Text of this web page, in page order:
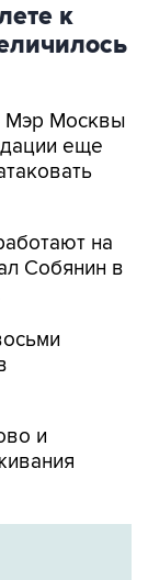
к
- Мэр Москвы
еще
на
Собянин в
и